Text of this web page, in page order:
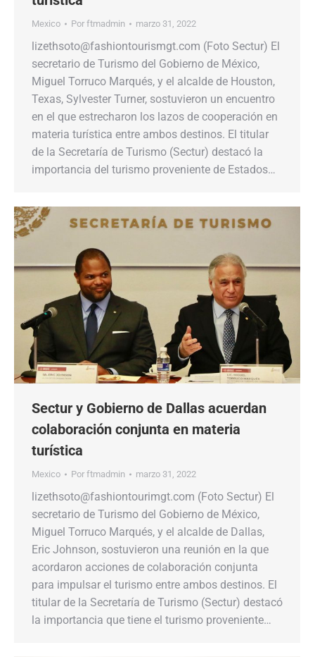
Mexico Por ftmadmin marzo 31, 2022
lizethsoto@fashiontourismgt.com (Foto Sectur) El
secretario de Turismo del Gobierno de México,
Miguel Torruco Marqués, y el alcalde de Houston,
Texas, Sylvester Turner, sostuvieron un encuentro
en el que estrecharon los lazos de cooperación en
materia turística entre ambos destinos. El titular
de la Secretaría de Turismo (Sectur) destacó la
importancia del turismo proveniente de Estados…
Sectur y Gobierno de Dallas acuerdan
colaboración conjunta en materia
turística
Mexico Por ftmadmin marzo 31, 2022
lizethsoto@fashiontourimgt.com (Foto Sectur) El
secretario de Turismo del Gobierno de México,
Miguel Torruco Marqués, y el alcalde de Dallas,
Eric Johnson, sostuvieron una reunión en la que
acordaron acciones de colaboración conjunta
para impulsar el turismo entre ambos destinos. El
titular de la Secretaría de Turismo (Sectur) destacó
la importancia que tiene el turismo proveniente…